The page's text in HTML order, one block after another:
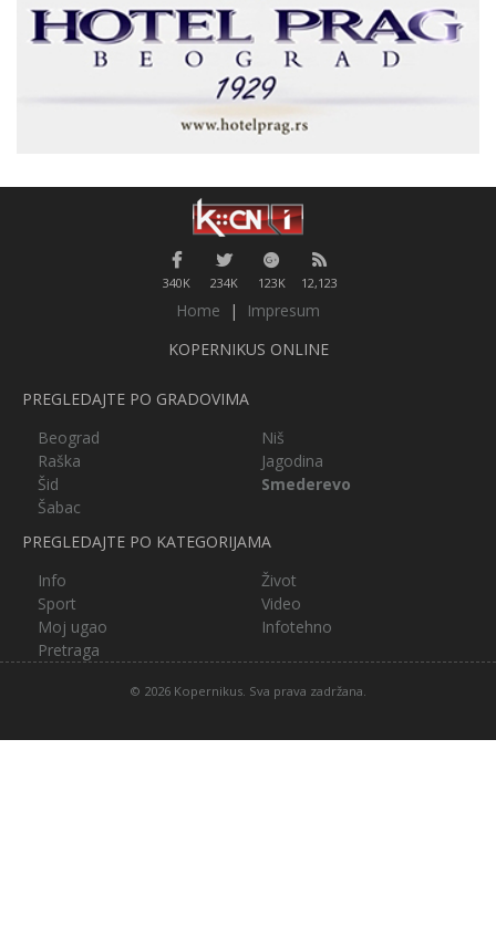
340K 234K 123K 12,123
Home |
Impresum
KOPERNIKUS ONLINE
PREGLEDAJTE PO GRADOVIMA
Beograd
Niš
Raška
Jagodina
Šid
Smederevo
Šabac
PREGLEDAJTE PO KATEGORIJAMA
Info
Život
Sport
Video
Moj ugao
Infotehno
Pretraga
© 2026 Kopernikus. Sva prava zadržana.